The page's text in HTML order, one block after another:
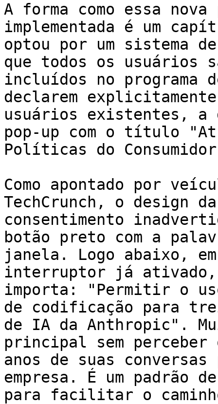
A forma como essa
implementada é um
optou por um sistema
que todos os usuários
incluídos no programa
declarem
usuários existentes, a
pop-up com o título
Políticas do
Como apontado por
TechCrunch, o design
consentimento
botão preto com a
janela. Logo abaixo,
interruptor já ativado,
importa: "Permitir o
de codificação para
de IA da Anthropic".
principal sem perceber
anos de suas
empresa. É um padrão
para facilitar o